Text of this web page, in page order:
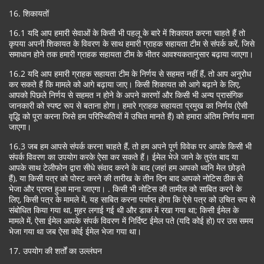
16. शिकायतों
16.1 यदि आप हमारी सेवाओं के किसी भी पहलू के बारे में शिकायत करना चाहते हैं तो
कृपया अपनी शिकायत के विवरण के साथ हमारी ग्राहक सहायता टीम से संपर्क करें, जिसे
समाधान होने तक हमारी ग्राहक सहायता टीम के भीतर आवश्यकतानुसार बढ़ाया जाएगा।
16.2 यदि आप हमारी ग्राहक सहायता टीम के निर्णय से सहमत नहीं हैं, तो आप अनुरोध
कर सकते हैं कि मामले को आगे बढ़ाया जाए। किसी शिकायत को आगे बढ़ाने के लिए,
आपको पिछले निर्णय से सहमत न होने के अपने कारणों और किसी भी अन्य प्रासंगिक
जानकारी को स्पष्ट रूप से बताना होगा। हमारे ग्राहक सहायता प्रमुख का निर्णय (ऐसी
वृद्धि को पूरा करना जिसे हम परिस्थितियों में उचित मानते हैं) को हमारा अंतिम निर्णय माना
जाएगा।
16.3 जब हम आपसे संपर्क करना चाहते हैं, तो हम अपने पूर्ण विवेक पर आपके किसी भी
संपर्क विवरण का उपयोग करके ऐसा कर सकते हैं। ईमेल भेजे जाने के तुरंत बाद या
आपके साथ टेलीफोन द्वारा सीधे संवाद करने के बाद (जहां हम आपको ध्वनि मेल छोड़ते
हैं), या किसी पत्र को पोस्ट करने की तारीख के तीन दिन बाद आपको नोटिस ठीक से
भेजा और प्राप्त हुआ माना जाएगा। . किसी भी नोटिस की तामील को साबित करने के
लिए, किसी पत्र के मामले में, यह साबित करना पर्याप्त होगा कि ऐसे पत्र को उचित रूप से
संबोधित किया गया था, मुहर लगाई गई थी और डाक में रखा गया था; किसी ईमेल के
मामले में, ऐसा ईमेल आपके संपर्क विवरण में निर्दिष्ट ईमेल पते (यदि कोई हो) पर उस समय
भेजा गया था जब ऐसा कोई ईमेल भेजा गया था।
17. उपयोग की शर्तों का उल्लंघन